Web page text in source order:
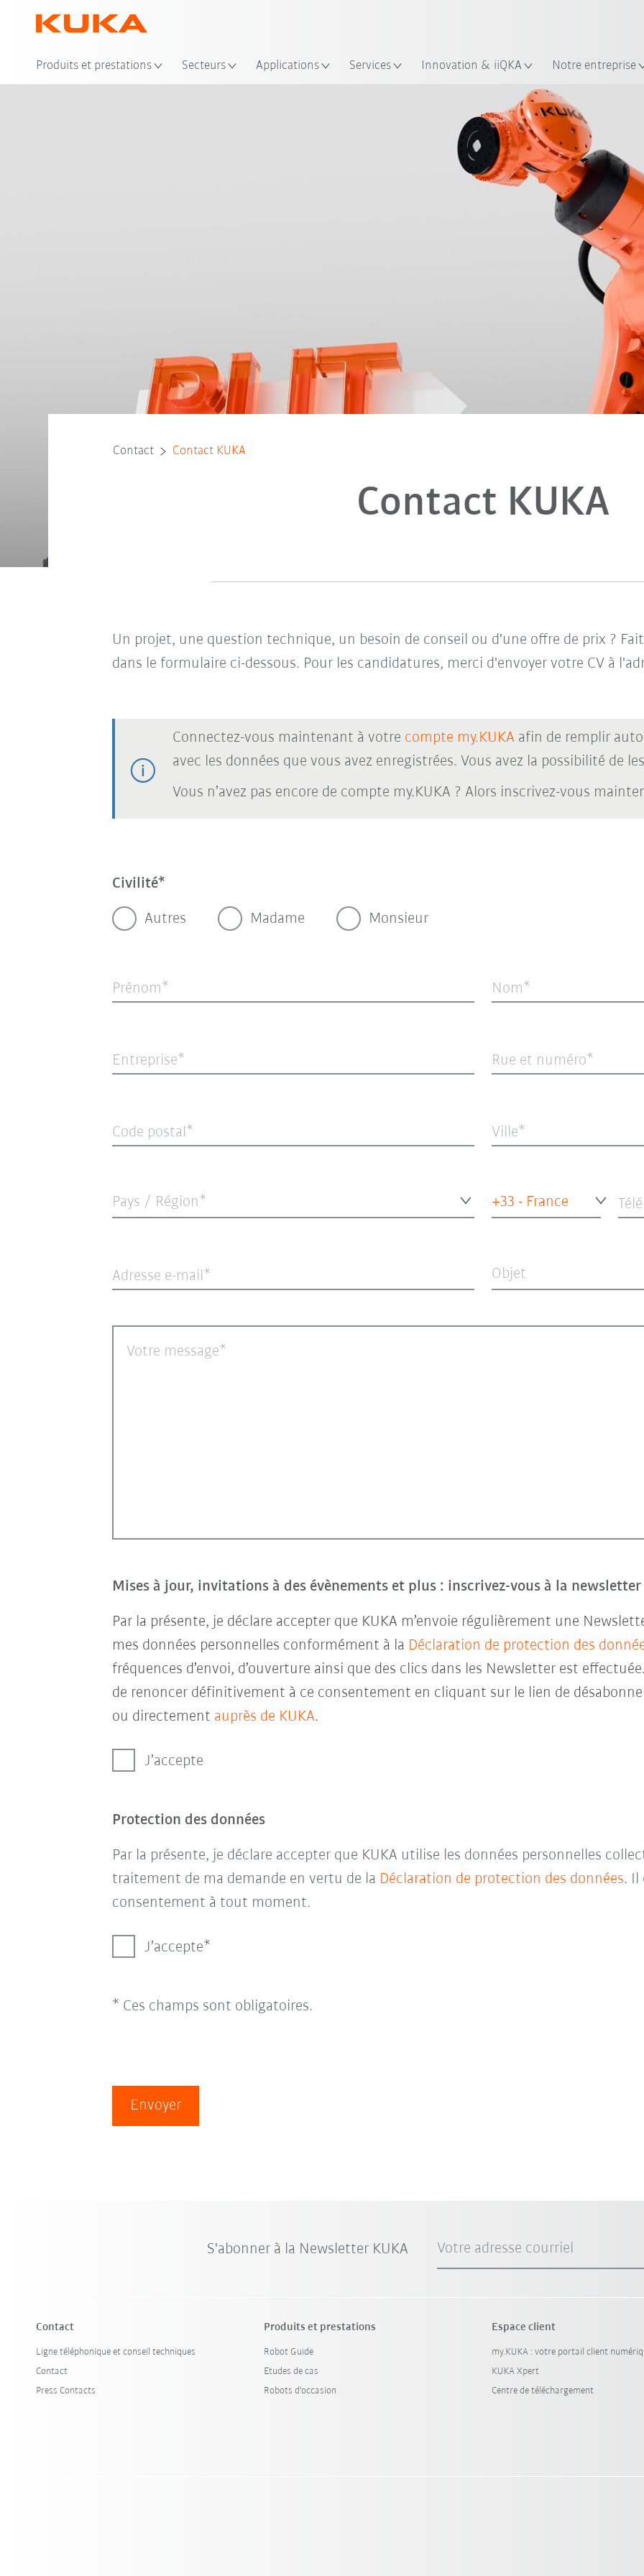
Produits et prestations Secteurs Applications Services Innovation & iiQKA Notre entreprise
Contact Contact KUKA
Contact KUKA
Un projet, une question technique, un besoin de conseil ou d'une offre de prix ?
dans le formulaire ci-dessous. Pour les candidatures, merci d'envoyer votre CV à
Connectez-vous maintenant à votre compte my.KUKA afin de remplir
avec les données que vous avez enregistrées. Vous avez la possibilité de
Vous n’avez pas encore de compte my.KUKA ? Alors inscrivez-vous
Civilité
Autres Madame Monsieur
Prénom Nom
Entreprise Rue et numéro
Code postal Ville
Pays / Région* +33 - France
Adresse e-mail Objet
Votre message
Mises à jour, invitations à des évènements et plus : inscrivez-vous à la newsletter
Par la présente, je déclare accepter que KUKA m’envoie régulièrement une
mes données personnelles conformément à la Déclaration de protection des
fréquences d’envoi, d’ouverture ainsi que des clics dans les Newsletter est
de renoncer définitivement à ce consentement en cliquant sur le lien de
ou directement auprès de KUKA.
J’accepte
Protection des données
Par la présente, je déclare accepter que KUKA utilise les données personnelles
traitement de ma demande en vertu de la Déclaration de protection des données. Il
consentement à tout moment.
J’accepte
* Ces champs sont obligatoires.
Envoyer
S'abonner à la Newsletter KUKA Votre adresse courriel
Contact
Ligne téléphonique et conseil techniques
Contact
Press Contacts
Produits et prestations
Robot Guide
Etudes de cas
Robots d'occasion
Espace client
my.KUKA : votre portail client
KUKA Xpert
Centre de téléchargement